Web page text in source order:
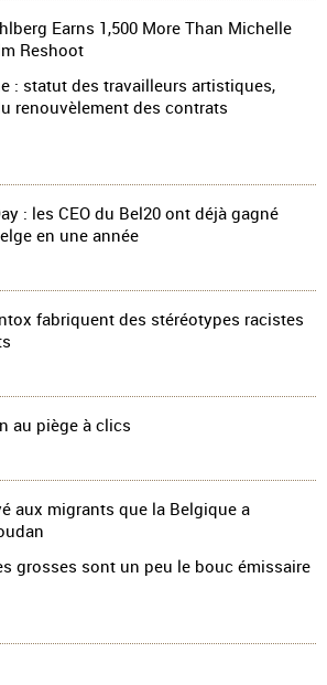
Earns 1,500 More Than Michelle
Reshoot
: statut des travailleurs artistiques,
renouvèlement des contrats
: les CEO du Bel20 ont déjà gagné
en une année
fabriquent des stéréotypes racistes
au piège à clics
aux migrants que la Belgique a
grosses sont un peu le bouc émissaire